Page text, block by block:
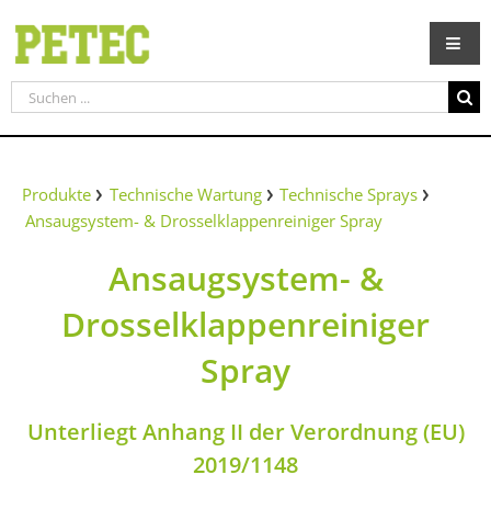
Inhalt
springen
Suche
nach:
Produkte Technische Wartung
Technische Sprays
Ansaugsystem- & Drosselklappenreiniger Spray
Ansaugsystem- &
Drosselklappenreiniger
Spray
Unterliegt Anhang II der Verordnung (EU)
2019/1148